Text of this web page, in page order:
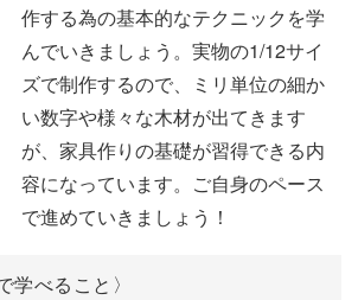
の方もいらっしゃると思います。
選び方」「加工方法」など、ミニチュ
学んで、しっかりと基礎を固めていき
ついて 06:12
07:41
08:16
作する為の基本的なテクニックを学
んでいきましょう。実物の1/12サイ
ズで制作するので、ミリ単位の細か
い数字や様々な木材が出てきます
が、家具作りの基礎が習得できる内
容になっています。ご自身のペース
で進めていきましょう！
学べること〉